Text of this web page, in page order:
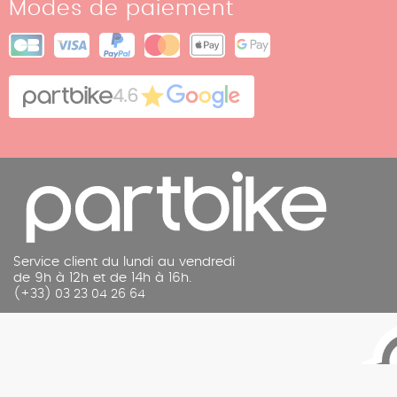
Conditions générales de vente
Contact
Nos boutiques
Plan du site
Cookies
Mentions légales
Modes de paiement
4.6
Service client du lundi au vendredi
de 9h à 12h et de 14h à 16h.
(+33) 03 23 04 26 64